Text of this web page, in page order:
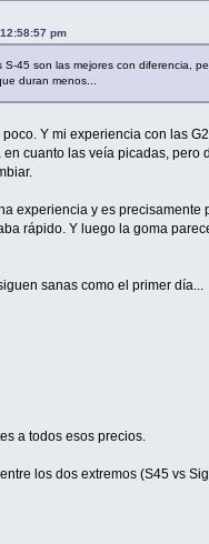
pm
45 son las mejores con diferencia,
duran menos...
Y mi experiencia con las
cuanto las veía picadas,
experiencia y es
rápido. Y luego la goma
sanas como el primer día...
a todos esos precios.
los dos extremos (S45 vs